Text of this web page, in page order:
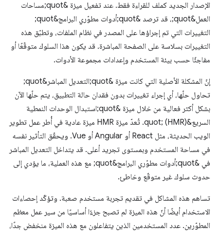
الإصدار الجديد كملف للقراءة فقط. عند تفعيل ميزة &quot;مساحات
العمل&quot;، قد ترصد &quot;أدوات مطوّري البرامج&quot;
التغييرات التي تم إجراؤها على المصدر في نظام الملفات، وتطبّق هذه
التغييرات بسلاسة على الصفحة المباشرة. قد يكون هذا السلوك متوقّعًا أو
مفاجئًا حسب بيئة المستخدم وإعدادات مجموعة الأدوات.
إنّ المشكلة الأصلية التي كانت ميزة &quot;التعديل المباشر&quot;
تحاول حلّها، أي إجراء تغييرات بدون فقدان حالة التطبيق، يتم حلّها الآن
بشكل أكثر فعالية من خلال ميزة &quot;استبدال الوحدات النمطية
السريع&quot; (HMR). تُعدّ ميزة HMR ميزة عادية في أُطر عمل تطوير
الويب الحديثة، مثل React أو Angular أو Vue. ويحقّق التأثير نفسه
في مساحة المستخدم وبمستوى تجريد أعلى. قد يتداخل التعديل المباشر
في &quot;أدوات مطوّري البرامج&quot; مع هذه العملية، ما يؤدي إلى
حدوث سلوك غير متوقّع وخاطئ.
تساهم هذه المشاكل في تقديم تجربة مستخدم صعبة. وتؤكّد إحصاءات
الاستخدام أيضًا أنّ هذه الميزة لم تصبح جزءًا أساسيًا من سير عمل معظم
المطوّرين. عدد المستخدمين الذين يتفاعلون مع هذه الميزة منخفض جدًا،